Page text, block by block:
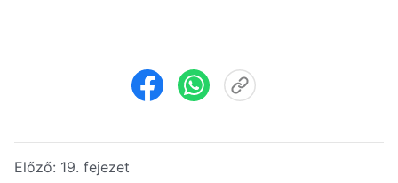
Előző: 19. fejezet